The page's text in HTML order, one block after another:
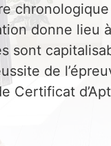
chronologique
donne lieu
sont
de
Certificat